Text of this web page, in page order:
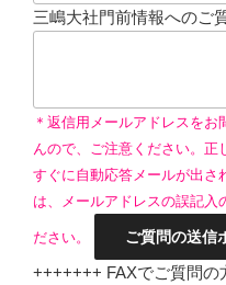
三嶋大社門前情報へのご
＊返信用メールアドレスを
んので、ご注意ください。正
すぐに自動応答メールが出さ
は、メールアドレスの誤記入
ださい。
+++++++ FAXでご質問の